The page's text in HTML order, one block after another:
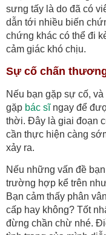
sưng tấy là do đã có
dẫn tới nhiều biến
chứng khác có thể đi
cảm giác khó chịu.
Sự cố chấn
Nếu bạn gặp sự cố,
gặp bác sĩngay để
thời. Đây là giai đoạn
cần thực hiện càng
xảy ra.
Nếu những vấn đề
trường hợp kể trên
Bạn cảm thấy phân
cấp hay không? Tốt
đừng chần chừ nhé.